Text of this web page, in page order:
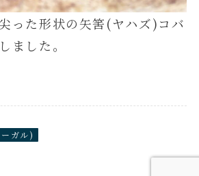
った形状の矢筈(ヤハズ)コバ
ました。
ガル)